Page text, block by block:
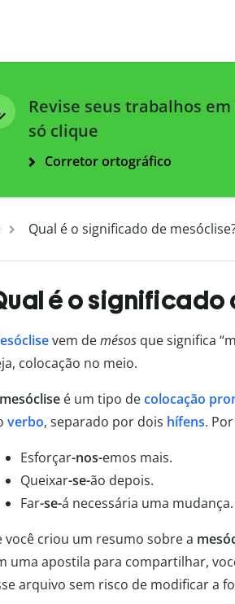
Revise seus trabalhos
só clique
Corretor ortográfico
Qual é o significado de
é o significado
vem demésosque significa
colocação no meio.
mesóclise é um tipo decolocação
verbo, separado por dois hífens.
Esforçar-nos-emos mais.
Queixar-se-ão depois.
Far-se-á necessária uma mudança.
você criou um resumo sobre a
uma apostila para compartilhar,
arquivo sem risco de modificar a